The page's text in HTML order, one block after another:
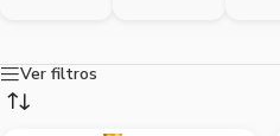
Ver filtros